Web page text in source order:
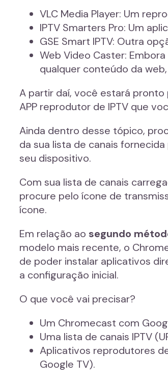
VLC Media Player: Um
IPTV Smarters Pro: Um
GSE Smart IPTV: Outra
Web Video Caster:
qualquer conteúdo da
A partir daí, você estará pronto
APP reprodutor de IPTV que
Ainda dentro desse tópico,
da sua lista de canais
seu dispositivo.
Com sua lista de canais
procure pelo ícone de
ícone.
Em relação ao segundo
modelo mais recente, o
de poder instalar aplicativos
a configuração inicial.
O que você vai precisar?
Um Chromecast com
Uma lista de canais IPTV
Aplicativos reprodutores
Google TV).